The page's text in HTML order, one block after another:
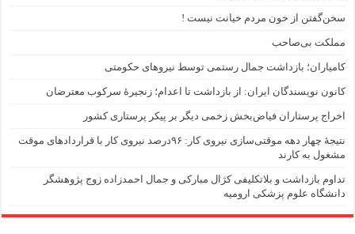
سخن‌گفتن از خون مردم خیانت نیست !
مملکت بی‌صاحب
کامیاران؛ بازداشت جمال رستمی توسط نیروهای حکومتی
کانون نویسندگان ایران: از بازداشت تا اعدام؛ زنجیرۀ سرکوب معترضان
اخراج پرستاران فیاض‌بخش زخمی دیگر بر پیکر پرستاری کشور
نتیجهٔ چهار دهه موقتی‌سازی نیروی کار: ۹۶درصد نیروی کار با قراردادهای موقت
مشغول به کارند
تداوم بازداشت و بلاتکلیفی کژال مبارکی و جمال احمدزاده زوج پژوهشگر
دانشگاه علوم پزشکی ارومیه